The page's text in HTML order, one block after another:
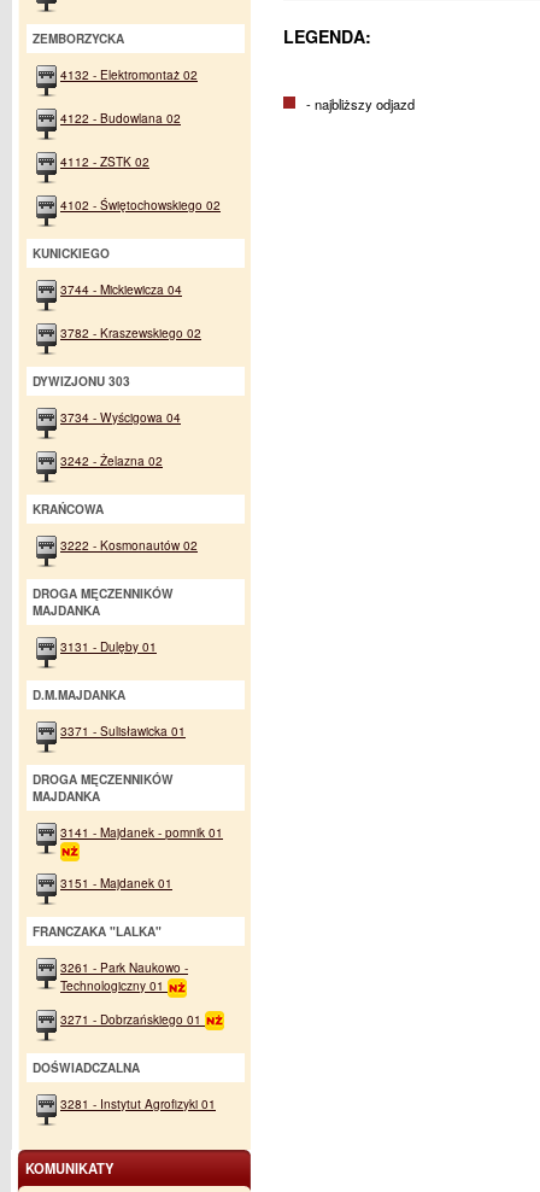
LEGENDA:
- najbliższy odjazd
ZEMBORZYCKA
4132 - Elektromontaż 02
4122 - Budowlana 02
4112 - ZSTK 02
4102 - Świętochowskiego 02
KUNICKIEGO
3744 - Mickiewicza 04
3782 - Kraszewskiego 02
DYWIZJONU 303
3734 - Wyścigowa 04
3242 - Żelazna 02
KRAŃCOWA
3222 - Kosmonautów 02
DROGA MĘCZENNIKÓW
MAJDANKA
3131 - Dulęby 01
D.M.MAJDANKA
3371 - Sulisławicka 01
DROGA MĘCZENNIKÓW
MAJDANKA
3141 - Majdanek - pomnik 01
3151 - Majdanek 01
FRANCZAKA "LALKA"
3261 - Park Naukowo -
Technologiczny 01
3271 - Dobrzańskiego 01
DOŚWIADCZALNA
3281 - Instytut Agrofizyki 01
KOMUNIKATY